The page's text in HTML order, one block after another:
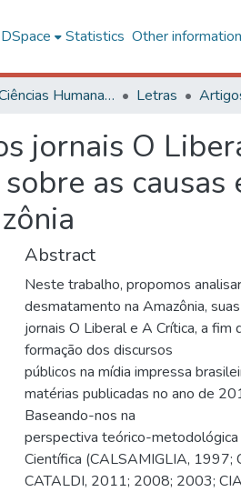
Statistics Other information
Centro de Ciências Humanas, Letras e Artes Letras
jornais O
as causas
Abstract
Neste trabalho, propomos
desmatamento na Amazônia,
jornais O Liberal e A Crítica, a
formação dos discursos
públicos na mídia impressa
matérias publicadas no ano de
Baseando-nos na
perspectiva teórico-
Científica (CALSAMIGLIA, 1997;
CATALDI, 2011; 2008; 2003;